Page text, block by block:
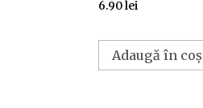
6.90lei
Adaugă în coș